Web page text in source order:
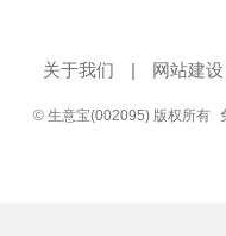
关于我们 | 网站建设
© 生意宝(002095) 版权所有